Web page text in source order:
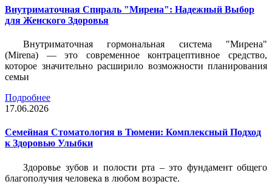
Внутриматочная Спираль "Мирена": Надежный Выбор
для Женского Здоровья
Внутриматочная гормональная система "Мирена"
(Mirena) — это современное контрацептивное средство,
которое значительно расширило возможности планирования
семьи
Подробнее
17.06.2026
Семейная Стоматология в Тюмени: Комплексный Подход
к Здоровью Улыбки
Здоровье зубов и полости рта – это фундамент общего
благополучия человека в любом возрасте.